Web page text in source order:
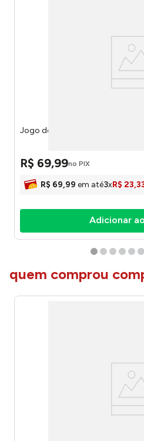
Jogo de Banheiro Liso Branco 3
R$ 69,99no PIX
R$ 69,99 em até3xR$ 23,
Adicionar
quem comprou